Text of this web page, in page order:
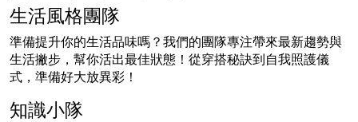
生活風格團隊
準備提升你的生活品味嗎？我們的團隊專注帶來最新趨勢與
生活撇步，幫你活出最佳狀態！從穿搭秘訣到自我照護儀
式，準備好大放異彩！
知識小隊